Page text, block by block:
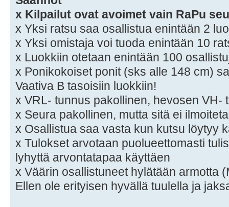
x Kilpailut ovat avoimet vain RaPu
x Yksi ratsu saa osallistua enintään 2
x Yksi omistaja voi tuoda enintään 10
x Luokkiin otetaan enintään 100
x Ponikokoiset ponit (sks alle 148 cm)
Vaativa B tasoisiin luokkiin!
x VRL- tunnus pakollinen, hevosen VH-
x Seura pakollinen, mutta sitä ei
x Osallistua saa vasta kun kutsu löytyy
x Tulokset arvotaan puolueettomasti
lyhyttä arvontatapaa käyttäen
x Väärin osallistuneet hylätään armotta
Ellen ole erityisen hyvällä tuulella ja